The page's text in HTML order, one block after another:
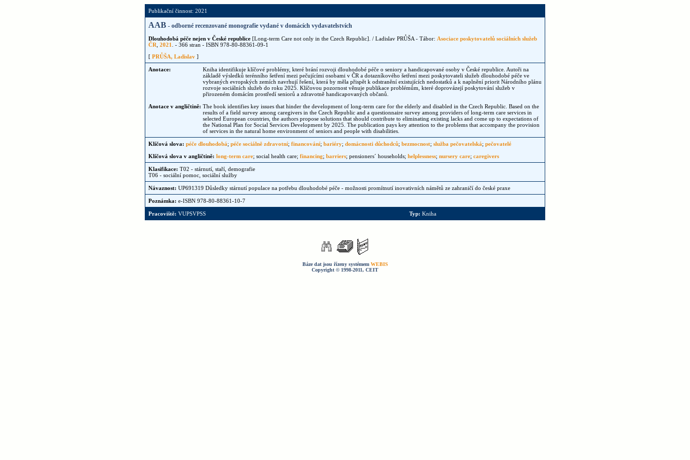
Publikační činnost: 2021
AAB - odborné recenzované monografie vydané v domácích vydavatelstvích
Dlouhodobá péče nejen v České republice [Long-term Care not only in the Czech Republic]. / Ladislav PRŮŠA - Tábor: Asociace poskytovatelů sociálních služeb
ČR 2021
. - 366 stran - ISBN 978-80-88361-09-1
[ PRŮŠA, Ladislav ]
Anotace:
Kniha identifikuje klíčové problémy, které brání rozvoji dlouhodobé péče o seniory a handicapované osoby v České republice. Autoři na
základě výsledků terénního šetření mezi pečujícími osobami v ČR a dotazníkového šetření mezi poskytovateli služeb dlouhodobé péče ve
vybraných evropských zemích navrhují řešení, která by měla přispět k odstranění existujících nedostatků a k naplnění priorit Národního plánu
rozvoje sociálních služeb do roku 2025. Klíčovou pozornost věnuje publikace problémům, které doprovázejí poskytování služeb v
přirozeném domácím prostředí seniorů a zdravotně handicapovaných občanů.
Anotace v angličtině: The book identifies key issues that hinder the development of long-term care for the elderly and disabled in the Czech Republic. Based on the
results of a field survey among caregivers in the Czech Republic and a questionnaire survey among providers of long-term care services in
selected European countries, the authors propose solutions that should contribute to eliminating existing lacks and come up to expectations of
the National Plan for Social Services Development by 2025. The publication pays key attention to the problems that accompany the provision
of services in the natural home environment of seniors and people with disabilities.
Klíčová slova: péče dlouhodobá; péče sociálně zdravotní; financování; bariéry; domácnosti důchodců; bezmocnost; služba pečovatelská; pečovatelé
Klíčová slova v angličtině: long-term care; social health care; financing; barriers; pensioners´ households; helplessness; nursery care; caregivers
Klasifikace: T02 - stárnutí, staří, demografie
T06 - sociální pomoc, sociální služby
Návaznost: UP691319 Důsledky stárnutí populace na potřebu dlouhodobé péče - možnosti promítnutí inovativních námětů ze zahraničí do české praxe
Poznámka: e-ISBN 978-80-88361-10-7
Pracoviště: VUPSVPSS Typ: Kniha
Báze dat jsou řízeny systémem WEBIS
Copyright © 1998-2011, CEIT